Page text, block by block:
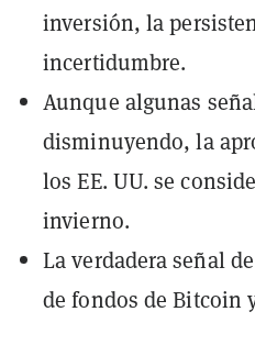
inversión, la
incertidumbre.
Aunque algunas
disminuyendo, la
los EE. UU. se
invierno.
La verdadera señal
de fondos de Bitcoin